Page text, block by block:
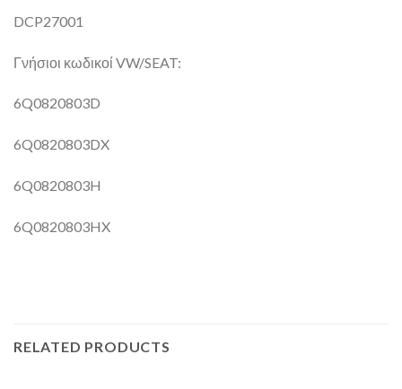
DCP27001
Γνήσιοι κωδικοί VW/SEAT:
6Q0820803D
6Q0820803DX
6Q0820803H
6Q0820803HX
RELATED PRODUCTS